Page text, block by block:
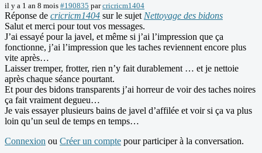
il y a 1 an 8 mois #190835 parcricricm1404
Réponse de cricricm1404 sur le sujet Nettoyage des bidons
Salut et merci pour tout vos messages.
J’ai essayé pour la javel, et même si j’ai l’impression que ça
fonctionne, j’ai l’impression que les taches reviennent encore plus
vite après…
Laisser tremper, frotter, rien n’y fait durablement … et je nettoie
après chaque séance pourtant.
Et pour des bidons transparents j’ai horreur de voir des taches noires
ça fait vraiment degueu…
Je vais essayer plusieurs bains de javel d’affilée et voir si ça va plus
loin qu’un seul de temps en temps…
Connexion ou Créer un compte pour participer à la conversation.